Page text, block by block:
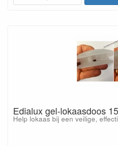
Edialux gel-lokaasdoos
Help lokaas bij een veilige,